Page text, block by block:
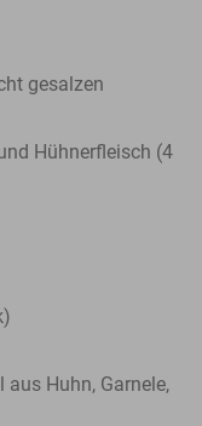
gesalzen
Hühnerfleisch (4
aus Huhn, Garnele,